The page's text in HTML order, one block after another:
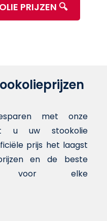
PRIJZEN 🔍
met onze
u uw stookolie
prijs het laagst
en de beste
voor elke